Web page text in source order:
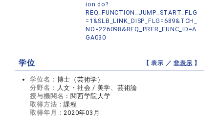
ion.do?
REQ_FUNCTION_JUMP_START_FLG
=1&SLB_LINK_DISP_FLG=689&TCH_
NO=226098&REQ_PRFR_FUNC_ID=A
GA030
学位 【 表示 ／非表示 】
学位名： 博士（芸術学）
分野名： 人文・社会 / 美学、芸術論
授与機関名： 関西学院大学
取得方法：課程
取得年月：2020年03月